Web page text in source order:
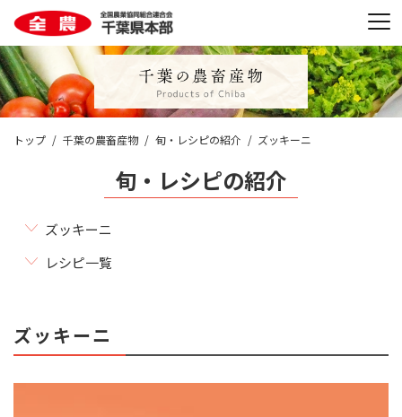
トップ 千葉の農畜産物 旬・レシピの紹介 ズッキーニ
旬・レシピの紹介
ズッキーニ
レシピ一覧
ズッキーニ